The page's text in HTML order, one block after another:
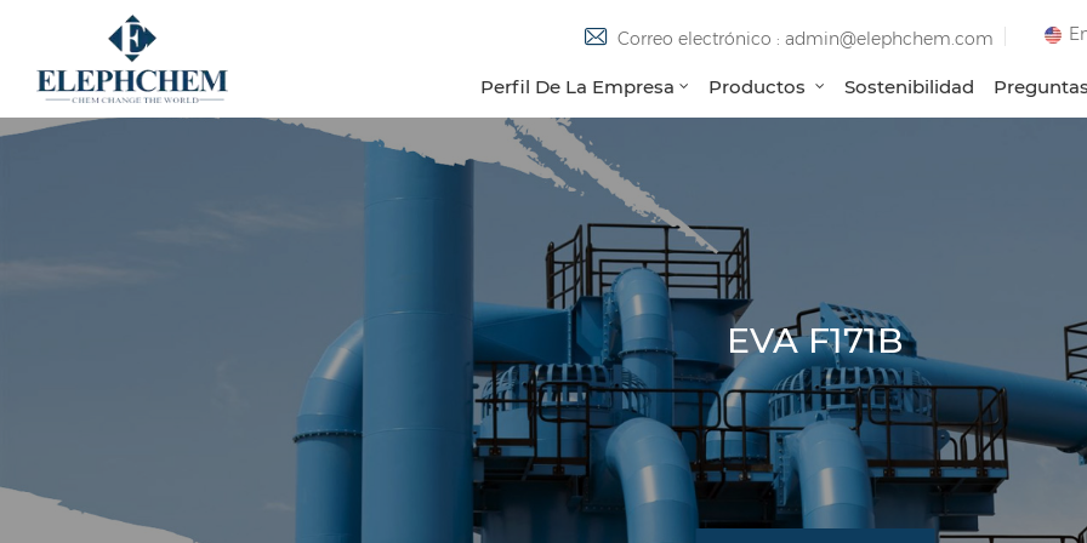
Correo electrónico : admin@elephchem.com
Perfil De La Empresa Productos Sostenibilidad
EVA F171B